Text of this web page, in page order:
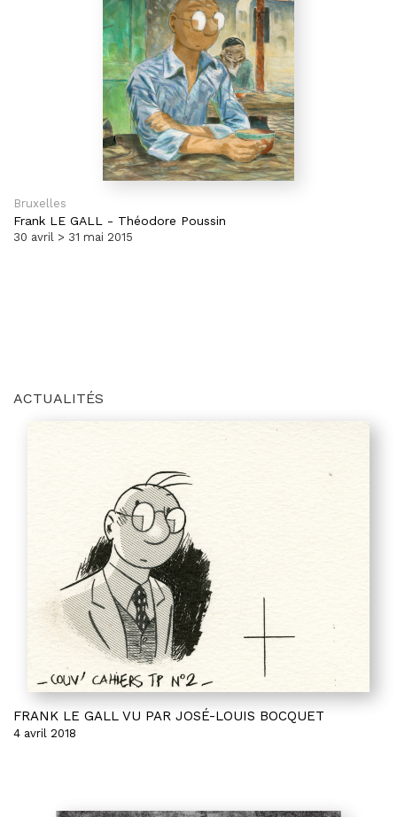
Bruxelles
Frank LE GALL - Théodore Poussin
30 avril > 31 mai 2015
ACTUALITÉS
FRANK LE GALL VU PAR JOSÉ-LOUIS BOCQUET
4 avril 2018